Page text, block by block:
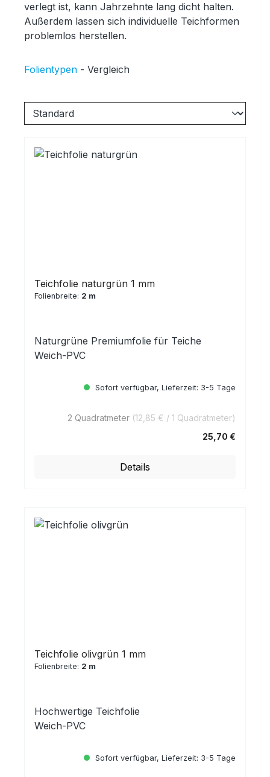
verlegt ist, kann Jahrzehnte lang dicht halten.
Außerdem lassen sich individuelle Teichformen
problemlos herstellen.
Folientypen - Vergleich
Teichfolie naturgrün 1 mm
Folienbreite: 2 m
Naturgrüne Premiumfolie für Teiche
Weich-PVC
Sofort verfügbar, Lieferzeit: 3-5 Tage
2 Quadratmeter (12,85 € / 1 Quadratmeter)
25,70 €
Details
Teichfolie olivgrün 1 mm
Folienbreite: 2 m
Hochwertige Teichfolie
Weich-PVC
Sofort verfügbar, Lieferzeit: 3-5 Tage